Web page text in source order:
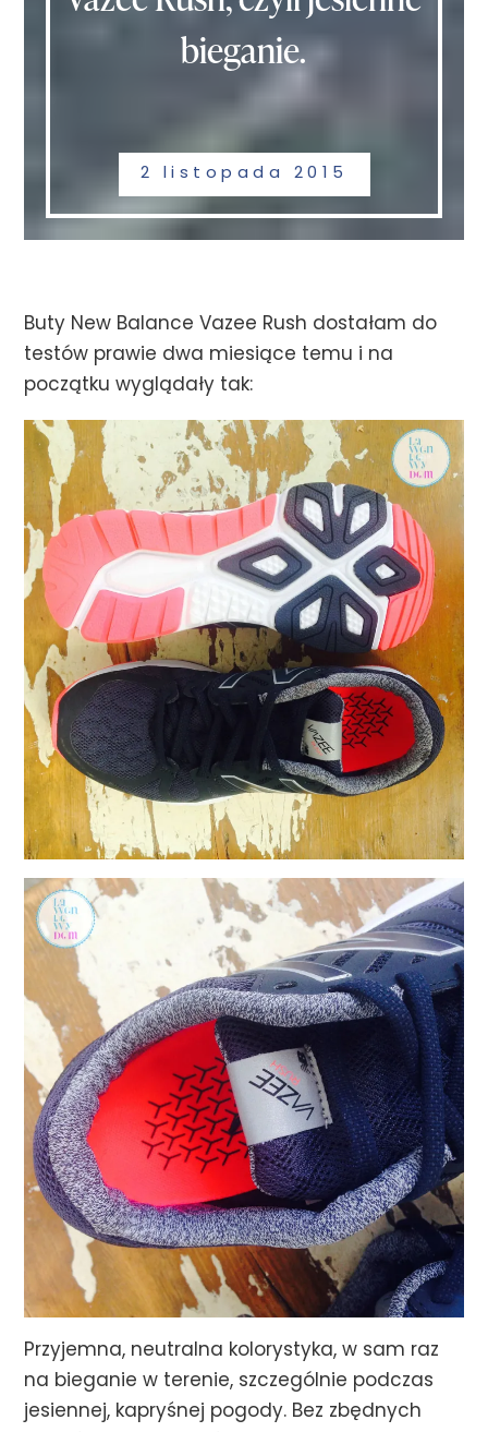
bieganie.
2 listopada 2015
Buty New Balance Vazee Rush dostałam do
testów prawie dwa miesiące temu i na
początku wyglądały tak:
Przyjemna, neutralna kolorystyka, w sam raz
na bieganie w terenie, szczególnie podczas
jesiennej, kapryśnej pogody. Bez zbędnych